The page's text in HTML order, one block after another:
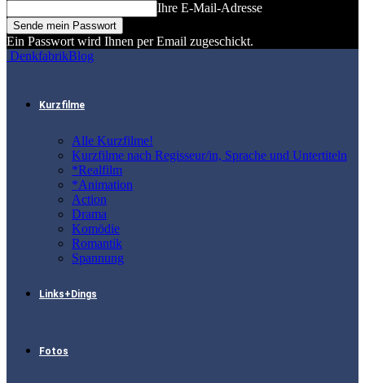
Ihre E-Mail-Adresse
Ein Passwort wird Ihnen per Email zugeschickt.
DenkfabrikBlog
Kurzfilme
Alle Kurzfilme!
Kurzfilme nach Regisseur/in, Sprache und Untertiteln
*Realfilm
*Animation
Action
Drama
Komödie
Romantik
Spannung
Links+Dings
Fotos